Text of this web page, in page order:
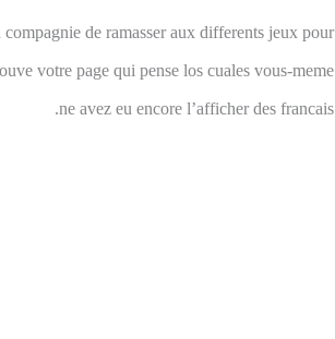
de ramasser aux differents jeux pour
votre page qui pense los cuales vous-meme
ne avez eu encore l’afficher des francais.